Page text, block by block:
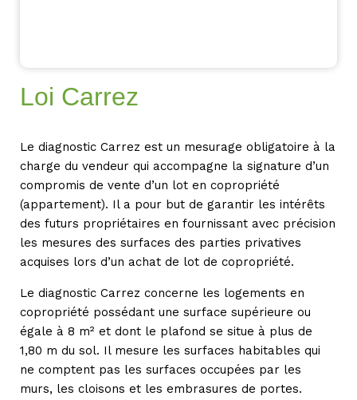
Loi Carrez
Le diagnostic Carrez est un mesurage obligatoire à la
charge du vendeur qui accompagne la signature d’un
compromis de vente d’un lot en copropriété
(appartement). Il a pour but de garantir les intérêts
des futurs propriétaires en fournissant avec précision
les mesures des surfaces des parties privatives
acquises lors d’un achat de lot de copropriété.
Le diagnostic Carrez concerne les logements en
copropriété possédant une surface supérieure ou
égale à 8 m² et dont le plafond se situe à plus de
1,80 m du sol. Il mesure les surfaces habitables qui
ne comptent pas les surfaces occupées par les
murs, les cloisons et les embrasures de portes.